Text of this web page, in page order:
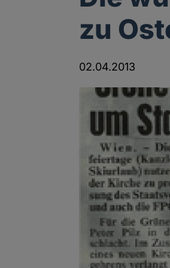
zu
02.04.2013